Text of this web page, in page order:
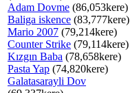
Adam Dovme (86,053kere)
Baliga iskence (83,777kere)
Mario 2007 (79,214kere)
Counter Strike (79,114kere)
Kızgın Baba (78,658kere)
Pasta Yap (74,820kere)
Galatasarayli Dov